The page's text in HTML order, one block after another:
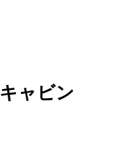
キャビン